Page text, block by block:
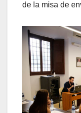
de la misa de